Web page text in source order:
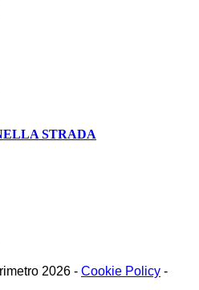
STRADA
2026 - Cookie Policy -